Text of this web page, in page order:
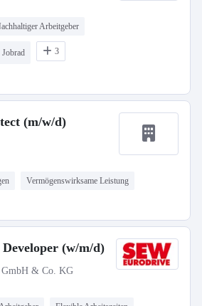
Arbeitgeber
Jobrad 3
(m/w/d)
Vermögenswirksame Leistung
(w/m/d)
& Co. KG